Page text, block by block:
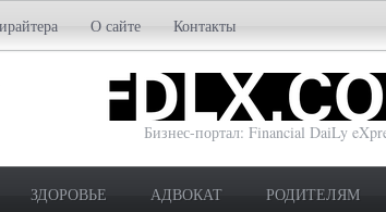
О сайте Контакты
Бизнес-портал: Financial DaiLy
ЗДОРОВЬЕ АДВОКАТ РОДИТЕЛЯМ